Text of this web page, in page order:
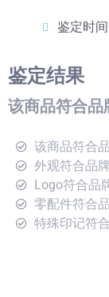
鉴定时
鉴定结果
该商品符合品
该商品符合
外观符合品
Logo符合品
零配件符合
特殊印记符